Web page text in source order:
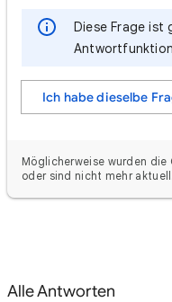
Diese Frage ist
Ich habe dieselbe
Möglicherweise wurden
oder sind nicht mehr aktuell.
Alle Antworten